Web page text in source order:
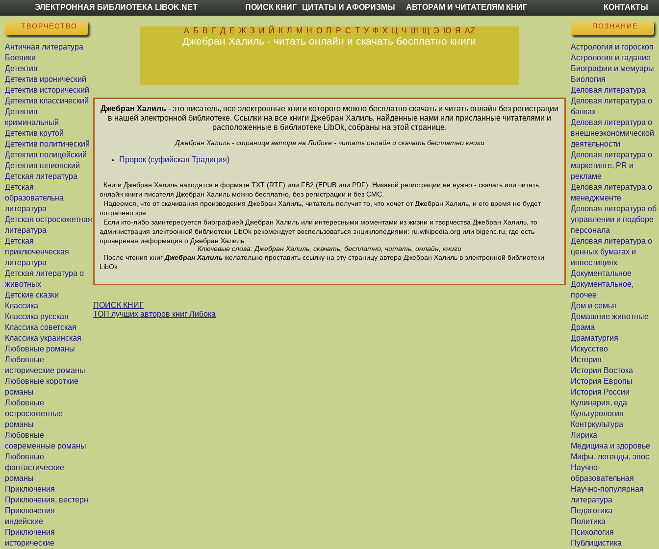
ЭЛЕКТРОННАЯ БИБЛИОТЕКА LIBOK.NET ПОИСК КНИГ ЦИТАТЫ И АФОРИЗМЫ АВТОРАМ И ЧИТАТЕЛЯМ КНИГ КОНТАКТЫ
ТВОРЧЕСТВО
Античная литература
Боевики
Детектив
Детектив иронический
Детектив исторический
Детектив классический
Детектив
криминальный
Детектив крутой
Детектив политический
Детектив полицейский
Детектив шпионский
Детская литература
Детская
образовательна
литература
Детская остросюжетная
литература
Детская
приключенческая
литература
Детская литература о
животных
Детские сказки
Классика
Классика русская
Классика советская
Классика украинская
Любовные романы
Любовные
исторические романы
Любовные короткие
романы
Любовные
остросюжетные
романы
Любовные
современные романы
Любовные
фантастические
романы
Приключения
Приключения, вестерн
Приключения
индейские
Приключения
исторические
ПОЗНАНИЕ
Астрология и гороскоп
Астрология и гадание
Биографии и мемуары
Биология
Деловая литература
Деловая литература о
банках
Деловая литература о
внешнеэкономической
деятельности
Деловая литература о
маркетинге, PR и
рекламе
Деловая литература о
менеджменте
Деловая литература об
управлении и подборе
персонала
Деловая литература о
ценных бумагах и
инвестициях
Документальное
Документальное,
прочее
Дом и семья
Домашние животные
Драма
Драматургия
Искусство
История
История Востока
История Европы
История России
Кулинария, еда
Культурология
Контркультура
Лирика
Медицина и здоровье
Мифы, легенды, эпос
Научно-
образовательная
Научно-популярная
литература
Педагогика
Политика
Психология
Публицистика
А Б В Г Д Е Ж З И Й К Л М Н О П Р С Т У Ф Х Ц Ч Ш Щ Э Ю Я AZ
Джебран Халиль - читать онлайн и скачать бесплатно книги
Джебран Халиль - это писатель, все электронные книги которого можно бесплатно скачать и читать онлайн без регистрации
в нашей электронной библиотеке. Ссылки на все книги Джебран Халиль, найденные нами или присланные читателями и
расположенные в библиотеке LibOk, собраны на этой странице.
Джебран Халиль - страница автора на Либоке - читать онлайн и скачать бесплатно книги
Пророк (суфийская Традиция)
Книги Джебран Халиль находятся в формате ТХТ (RTF) или FB2 (EPUB или PDF). Никакой регистрации не нужно - скачать или читать
онлайн книги писателя Джебран Халиль можно бесплатно, без регистрации и без СМС.
Надеемся, что от скачивания произведения Джебран Халиль, читатель получит то, что хочет от Джебран Халиль, и его время не будет
потрачено зря.
Если кто-либо заинтересуется биографией Джебран Халиль или интересными моментами из жизни и творчества Джебран Халиль, то
администрация электронной библиотеки LibOk рекомендует воспользоваться энциклопедиями: ru.wikipedia.org или bigenc.ru, где есть
провернная информация о Джебран Халиль.
Ключевые слова: Джебран Халиль, скачать, бесплатно, читать, онлайн, книги
После чтения книгДжебран Халиль желательно проставить ссылку на эту страницу автора Джебран Халиль в электронной библиотеки
LibOk
ПОИСК КНИГ
ТОП лучших авторов книг Либока